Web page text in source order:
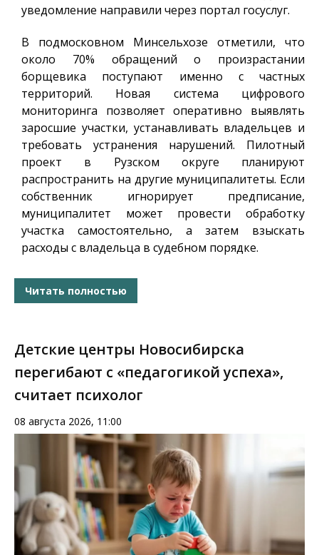
уведомление направили через портал госуслуг.
В подмосковном Минсельхозе отметили, что
около 70% обращений о произрастании
борщевика поступают именно с частных
территорий. Новая система цифрового
мониторинга позволяет оперативно выявлять
заросшие участки, устанавливать владельцев и
требовать устранения нарушений. Пилотный
проект в Рузском округе планируют
распространить на другие муниципалитеты. Если
собственник игнорирует предписание,
муниципалитет может провести обработку
участка самостоятельно, а затем взыскать
расходы с владельца в судебном порядке.
Читать полностью
Детские центры Новосибирска
перегибают с «педагогикой успеха»,
считает психолог
08 августа 2026, 11:00